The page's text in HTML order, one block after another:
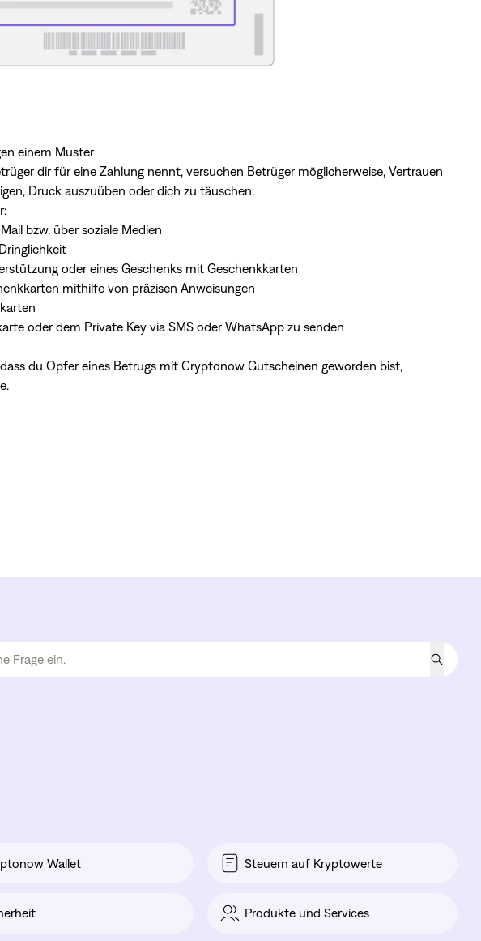
einem Muster
dir für eine Zahlung nennt, versuchen Betrüger möglicherweise, Vertrauen
Druck auszuüben oder dich zu täuschen.
bzw. über soziale Medien
oder eines Geschenks mit Geschenkkarten
mithilfe von präzisen Anweisungen
oder dem Private Key via SMS oder WhatsApp zu senden
du Opfer eines Betrugs mit Cryptonow Gutscheinen geworden bist,
.
Wallet Steuern auf Kryptowerte
Produkte und Services